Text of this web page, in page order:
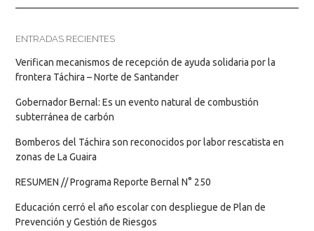
ENTRADAS RECIENTES
Verifican mecanismos de recepción de ayuda solidaria por la
frontera Táchira – Norte de Santander
Gobernador Bernal: Es un evento natural de combustión
subterránea de carbón
Bomberos del Táchira son reconocidos por labor rescatista en
zonas de La Guaira
RESUMEN // Programa Reporte Bernal N° 250
Educación cerró el año escolar con despliegue de Plan de
Prevención y Gestión de Riesgos